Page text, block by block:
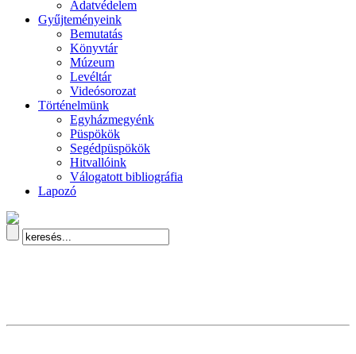
Adatvédelem
Gyűjteményeink
Bemutatás
Könyvtár
Múzeum
Levéltár
Videósorozat
Történelmünk
Egyházmegyénk
Püspökök
Segédpüspökök
Hitvallóink
Válogatott bibliográfia
Lapozó